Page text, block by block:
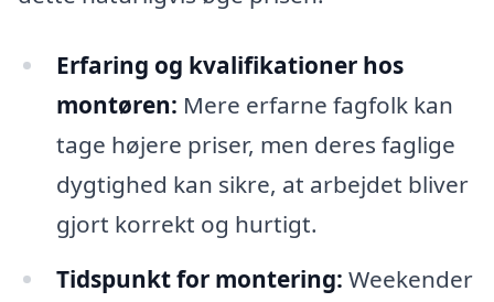
Erfaring og kvalifikationer hos
montøren: Mere erfarne fagfolk kan
tage højere priser, men deres faglige
dygtighed kan sikre, at arbejdet bliver
gjort korrekt og hurtigt.
Tidspunkt for montering: Weekender